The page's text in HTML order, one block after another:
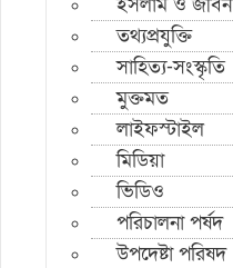
তথ্যপ্রযুক্তি
সাহিত্য-সংস্কৃতি
মুক্তমত
লাইফস্টাইল
মিডিয়া
ভিডিও
পরিচালনা পর্ষদ
উপদেষ্টা পরিষদ